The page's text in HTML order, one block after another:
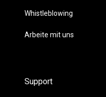
Whistleblowing
Arbeite mit uns
Support